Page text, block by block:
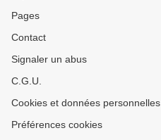
Pages
Contact
Signaler un abus
C.G.U.
Cookies et données personnelles
Préférences cookies